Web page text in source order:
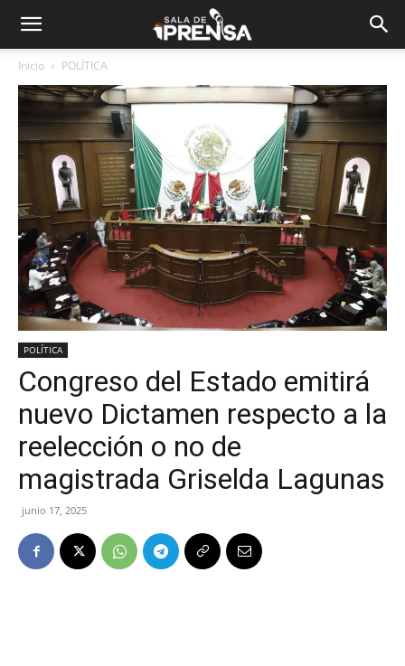
Inicio POLÍTICA
POLÍTICA
Congreso del Estado emitirá
nuevo Dictamen respecto a la
reelección o no de
magistrada Griselda Lagunas
junio 17, 2025